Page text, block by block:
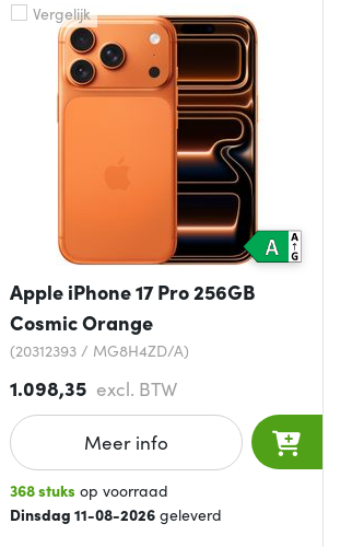
Vergelijk
Apple iPhone 17 Pro 256GB
Cosmic Orange
(20312393 / MG8H4ZD/A)
1.098,35 excl. BTW
Meer info
368 stuks op voorraad
Dinsdag 11-08-2026geleverd